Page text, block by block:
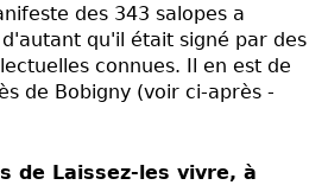
des 343 salopes a
qu'il était signé par des
connues. Il en est de
de Bobigny (voir ci-après -
de Laissez-les vivre, à